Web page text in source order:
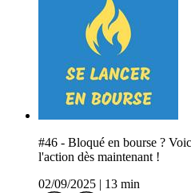
#46 - Bloqué en bourse ?
l'action dès maintenant !
02/09/2025
13 min